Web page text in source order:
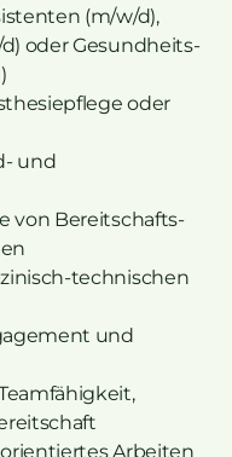
(m/w/d),
oder Gesundheits-
oder
und
von Bereitschafts-
technischen
und
Arbeiten